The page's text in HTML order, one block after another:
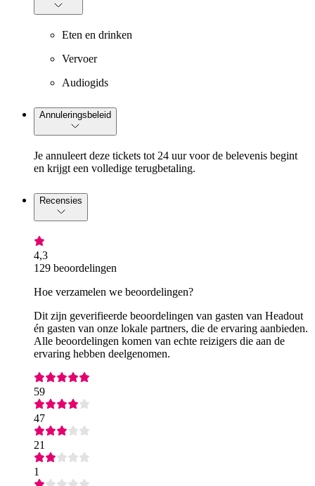
Eten en drinken
Vervoer
Audiogids
Annuleringsbeleid
Je annuleert deze tickets tot 24 uur voor de belevenis begint
en krijgt een volledige terugbetaling.
Recensies
4,3
129 beoordelingen
Hoe verzamelen we beoordelingen?
Dit zijn geverifieerde beoordelingen van gasten van Headout
én gasten van onze lokale partners, die de ervaring aanbieden.
Alle beoordelingen komen van echte reizigers die aan de
ervaring hebben deelgenomen.
59
47
21
1